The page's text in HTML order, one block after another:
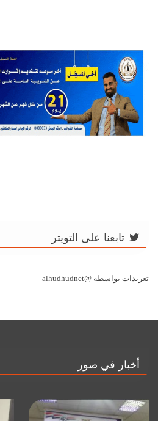
تابعنا على التويتر
تغريدات بواسطة @alhudhudnet
أخبار في صور